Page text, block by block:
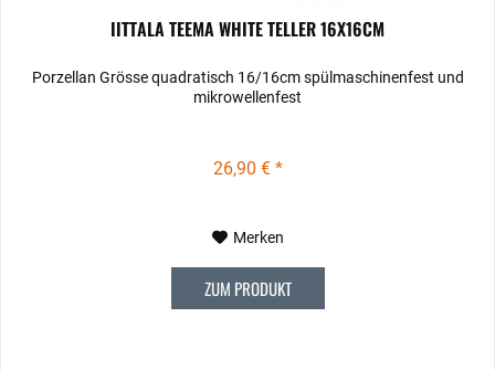
IITTALA TEEMA WHITE TELLER 16X16CM
Porzellan Grösse quadratisch 16/16cm spülmaschinenfest und
mikrowellenfest
26,90 € *
Merken
ZUM PRODUKT